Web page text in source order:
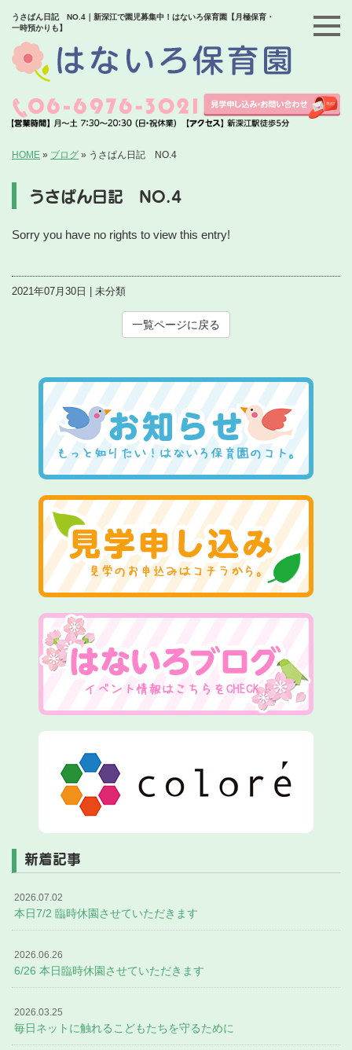
うさぱん日記 NO.4｜新深江で園児募集中！はないろ保育園【月極保育・
一時預かりも】
HOME » ブログ » うさぱん日記 NO.4
うさぱん日記 NO.4
Sorry you have no rights to view this entry!
2021年07月30日 | 未分類
一覧ページに戻る
新着記事
2026.07.02
本日7/2 臨時休園させていただきます
2026.06.26
6/26 本日臨時休園させていただきます
2026.03.25
毎日ネットに触れるこどもたちを守るために